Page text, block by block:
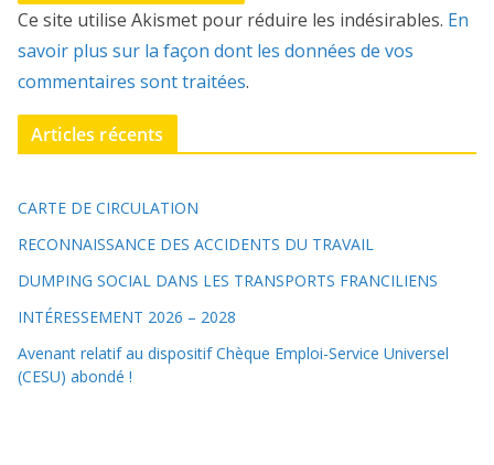
Ce site utilise Akismet pour réduire les indésirables. En
savoir plus sur la façon dont les données de vos
commentaires sont traitées.
Articles récents
CARTE DE CIRCULATION
RECONNAISSANCE DES ACCIDENTS DU TRAVAIL
DUMPING SOCIAL DANS LES TRANSPORTS FRANCILIENS
INTÉRESSEMENT 2026 – 2028
Avenant relatif au dispositif Chèque Emploi-Service Universel
(CESU) abondé !